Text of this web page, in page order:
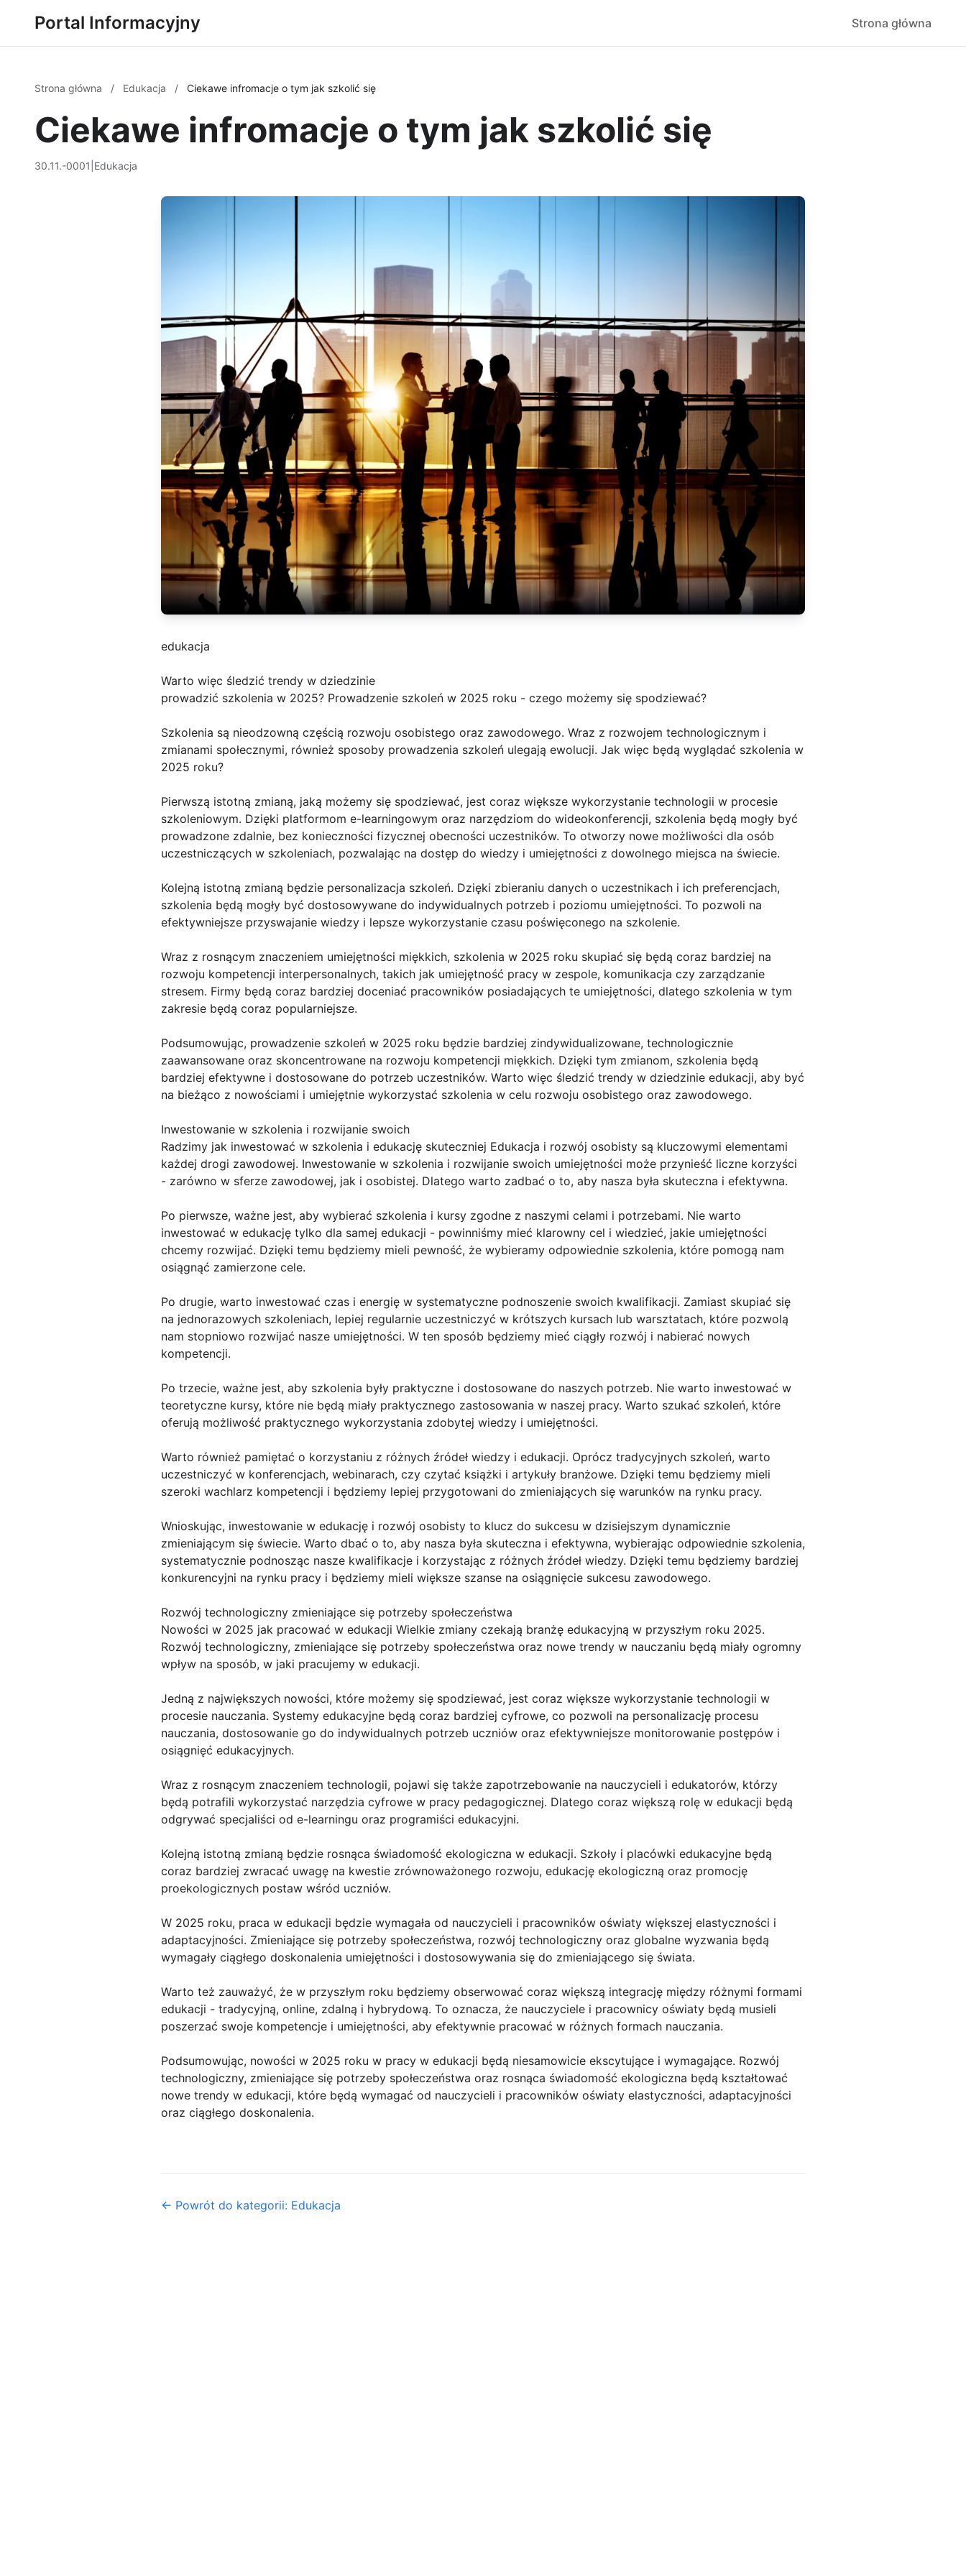
Portal Informacyjny Strona główna
Strona główna / Edukacja / Ciekawe infromacje o tym jak szkolić się
Ciekawe infromacje o tym jak szkolić się
30.11.-0001 Edukacja
edukacja
Warto więc śledzić trendy w dziedzinie
prowadzić szkolenia w 2025? Prowadzenie szkoleń w 2025 roku - czego możemy się spodziewać?
Szkolenia są nieodzowną częścią rozwoju osobistego oraz zawodowego. Wraz z rozwojem technologicznym i
zmianami społecznymi, również sposoby prowadzenia szkoleń ulegają ewolucji. Jak więc będą wyglądać szkolenia w
2025 roku?
Pierwszą istotną zmianą, jaką możemy się spodziewać, jest coraz większe wykorzystanie technologii w procesie
szkoleniowym. Dzięki platformom e-learningowym oraz narzędziom do wideokonferencji, szkolenia będą mogły być
prowadzone zdalnie, bez konieczności fizycznej obecności uczestników. To otworzy nowe możliwości dla osób
uczestniczących w szkoleniach, pozwalając na dostęp do wiedzy i umiejętności z dowolnego miejsca na świecie.
Kolejną istotną zmianą będzie personalizacja szkoleń. Dzięki zbieraniu danych o uczestnikach i ich preferencjach,
szkolenia będą mogły być dostosowywane do indywidualnych potrzeb i poziomu umiejętności. To pozwoli na
efektywniejsze przyswajanie wiedzy i lepsze wykorzystanie czasu poświęconego na szkolenie.
Wraz z rosnącym znaczeniem umiejętności miękkich, szkolenia w 2025 roku skupiać się będą coraz bardziej na
rozwoju kompetencji interpersonalnych, takich jak umiejętność pracy w zespole, komunikacja czy zarządzanie
stresem. Firmy będą coraz bardziej doceniać pracowników posiadających te umiejętności, dlatego szkolenia w tym
zakresie będą coraz popularniejsze.
Podsumowując, prowadzenie szkoleń w 2025 roku będzie bardziej zindywidualizowane, technologicznie
zaawansowane oraz skoncentrowane na rozwoju kompetencji miękkich. Dzięki tym zmianom, szkolenia będą
bardziej efektywne i dostosowane do potrzeb uczestników. Warto więc śledzić trendy w dziedzinie edukacji, aby być
na bieżąco z nowościami i umiejętnie wykorzystać szkolenia w celu rozwoju osobistego oraz zawodowego.
Inwestowanie w szkolenia i rozwijanie swoich
Radzimy jak inwestować w szkolenia i edukację skuteczniej Edukacja i rozwój osobisty są kluczowymi elementami
każdej drogi zawodowej. Inwestowanie w szkolenia i rozwijanie swoich umiejętności może przynieść liczne korzyści
- zarówno w sferze zawodowej, jak i osobistej. Dlatego warto zadbać o to, aby nasza była skuteczna i efektywna.
Po pierwsze, ważne jest, aby wybierać szkolenia i kursy zgodne z naszymi celami i potrzebami. Nie warto
inwestować w edukację tylko dla samej edukacji - powinniśmy mieć klarowny cel i wiedzieć, jakie umiejętności
chcemy rozwijać. Dzięki temu będziemy mieli pewność, że wybieramy odpowiednie szkolenia, które pomogą nam
osiągnąć zamierzone cele.
Po drugie, warto inwestować czas i energię w systematyczne podnoszenie swoich kwalifikacji. Zamiast skupiać się
na jednorazowych szkoleniach, lepiej regularnie uczestniczyć w krótszych kursach lub warsztatach, które pozwolą
nam stopniowo rozwijać nasze umiejętności. W ten sposób będziemy mieć ciągły rozwój i nabierać nowych
kompetencji.
Po trzecie, ważne jest, aby szkolenia były praktyczne i dostosowane do naszych potrzeb. Nie warto inwestować w
teoretyczne kursy, które nie będą miały praktycznego zastosowania w naszej pracy. Warto szukać szkoleń, które
oferują możliwość praktycznego wykorzystania zdobytej wiedzy i umiejętności.
Warto również pamiętać o korzystaniu z różnych źródeł wiedzy i edukacji. Oprócz tradycyjnych szkoleń, warto
uczestniczyć w konferencjach, webinarach, czy czytać książki i artykuły branżowe. Dzięki temu będziemy mieli
szeroki wachlarz kompetencji i będziemy lepiej przygotowani do zmieniających się warunków na rynku pracy.
Wnioskując, inwestowanie w edukację i rozwój osobisty to klucz do sukcesu w dzisiejszym dynamicznie
zmieniającym się świecie. Warto dbać o to, aby nasza była skuteczna i efektywna, wybierając odpowiednie szkolenia,
systematycznie podnosząc nasze kwalifikacje i korzystając z różnych źródeł wiedzy. Dzięki temu będziemy bardziej
konkurencyjni na rynku pracy i będziemy mieli większe szanse na osiągnięcie sukcesu zawodowego.
Rozwój technologiczny zmieniające się potrzeby społeczeństwa
Nowości w 2025 jak pracować w edukacji Wielkie zmiany czekają branżę edukacyjną w przyszłym roku 2025.
Rozwój technologiczny, zmieniające się potrzeby społeczeństwa oraz nowe trendy w nauczaniu będą miały ogromny
wpływ na sposób, w jaki pracujemy w edukacji.
Jedną z największych nowości, które możemy się spodziewać, jest coraz większe wykorzystanie technologii w
procesie nauczania. Systemy edukacyjne będą coraz bardziej cyfrowe, co pozwoli na personalizację procesu
nauczania, dostosowanie go do indywidualnych potrzeb uczniów oraz efektywniejsze monitorowanie postępów i
osiągnięć edukacyjnych.
Wraz z rosnącym znaczeniem technologii, pojawi się także zapotrzebowanie na nauczycieli i edukatorów, którzy
będą potrafili wykorzystać narzędzia cyfrowe w pracy pedagogicznej. Dlatego coraz większą rolę w edukacji będą
odgrywać specjaliści od e-learningu oraz programiści edukacyjni.
Kolejną istotną zmianą będzie rosnąca świadomość ekologiczna w edukacji. Szkoły i placówki edukacyjne będą
coraz bardziej zwracać uwagę na kwestie zrównoważonego rozwoju, edukację ekologiczną oraz promocję
proekologicznych postaw wśród uczniów.
W 2025 roku, praca w edukacji będzie wymagała od nauczycieli i pracowników oświaty większej elastyczności i
adaptacyjności. Zmieniające się potrzeby społeczeństwa, rozwój technologiczny oraz globalne wyzwania będą
wymagały ciągłego doskonalenia umiejętności i dostosowywania się do zmieniającego się świata.
Warto też zauważyć, że w przyszłym roku będziemy obserwować coraz większą integrację między różnymi formami
edukacji - tradycyjną, online, zdalną i hybrydową. To oznacza, że nauczyciele i pracownicy oświaty będą musieli
poszerzać swoje kompetencje i umiejętności, aby efektywnie pracować w różnych formach nauczania.
Podsumowując, nowości w 2025 roku w pracy w edukacji będą niesamowicie ekscytujące i wymagające. Rozwój
technologiczny, zmieniające się potrzeby społeczeństwa oraz rosnąca świadomość ekologiczna będą kształtować
nowe trendy w edukacji, które będą wymagać od nauczycieli i pracowników oświaty elastyczności, adaptacyjności
oraz ciągłego doskonalenia.
← Powrót do kategorii: Edukacja